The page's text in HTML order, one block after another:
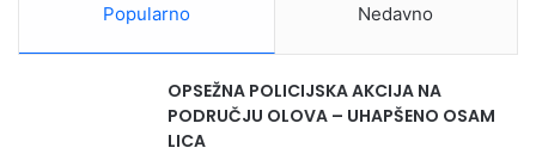
Popularno Nedavno
OPSEŽNA POLICIJSKA AKCIJA NA
PODRUČJU OLOVA – UHAPŠENO OSAM
LICA